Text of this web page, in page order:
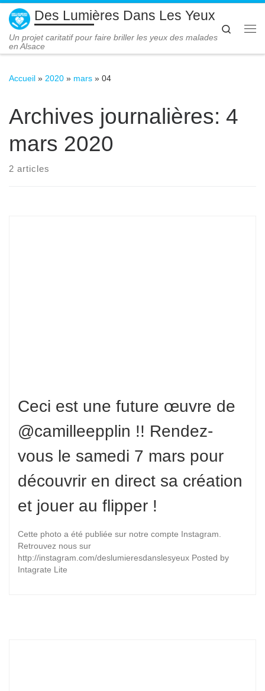
Passer au contenu
Des Lumières Dans Les Yeux
Un projet caritatif pour faire briller les yeux des malades
en Alsace
Search
Accueil » 2020 » mars » 04
Archives journalières: 4
mars 2020
2 articles
Ceci est une future œuvre de
@camilleepplin !! Rendez-
vous le samedi 7 mars pour
découvrir en direct sa création
et jouer au flipper !
Cette photo a été publiée sur notre compte Instagram.
Retrouvez nous sur
http://instagram.com/deslumieresdanslesyeux Posted by
Intagrate Lite